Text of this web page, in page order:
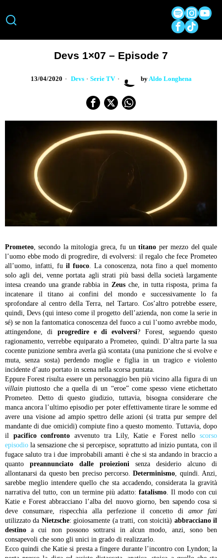
Devs 1×07 – Episode 7
13/04/2020 Devs · Serie TV by Aldo Longhena
Prometeo , secondo la mitologia greca, fu untitano per mezzo del quale
l’uomo ebbe modo di progredire, di evolversi: il regalo che fece Prometeo
all’uomo, infatti, fu il fuoco . La conoscenza, nota fino a quel momento
solo agli dei, venne portata agli strati più bassi della società largamente
intesa creando una grande rabbia in Zeus che, in tutta risposta, prima fa
incatenare il titano ai confini del mondo e successivamente lo fa
sprofondare al centro della Terra, nel Tartaro. Cos’altro potrebbe essere,
quindi, Devs (qui inteso come il progetto dell’azienda, non come la serie in
sé) se non la fantomatica conoscenza del fuoco a cui l’uomo avrebbe modo,
attingendone, di progredire e di evolversi? Forest, seguendo questo
ragionamento, verrebbe equiparato a Prometeo, quindi. D’altra parte la sua
cocente punizione sembra averla già scontata (una punizione che si evolve e
muta, senza sosta) perdendo moglie e figlia in un tragico e violento
incidente d’auto portato in scena nella scorsa puntata.
Eppure Forest risulta essere un personaggio ben più vicino alla figura di un
villain piuttosto che a quella di un “eroe” come spesso viene etichettato
Prometeo. Detto di questo giudizio, tuttavia, bisogna considerare che
manca ancora l’ultimo episodio per poter effettivamente tirare le somme ed
avere una visione ad ampio spettro delle azioni (si tratta pur sempre del
mandante di due omicidi) compiute fino a questo momento. Tuttavia, dopo
il pacifico confronto avvenuto tra Lily, Katie e Forest nelloscorso
episodio la sensazione che si percepisce, soprattutto ad inizio puntata, con il
fugace saluto tra i due improbabili amanti è che si sta andando in braccio a
quanto preannunciato dalle proiezioni senza desiderio alcuno di
allontanarsi da questo ben preciso percorso.Determinismo , quindi. Anzi,
sarebbe meglio intendere quello che sta accadendo, considerata la gravità
narrativa del tutto, con un termine più adatto: fatalismo . Il modo con cui
Katie e Forest abbracciano l’alba del nuovo giorno, ben sapendo cosa si
deve consumare, rispecchia alla perfezione il concetto diamor fati
utilizzato da Nietzsche: gioiosamente (a tratti, con stoicità) abbracciano il
destino a cui non possono sottrarsi in alcun modo, anzi, sono ben
consapevoli che sono gli unici in grado di realizzarlo.
Ecco quindi che Katie si presta a fingere durante l’incontro con Lyndon; la